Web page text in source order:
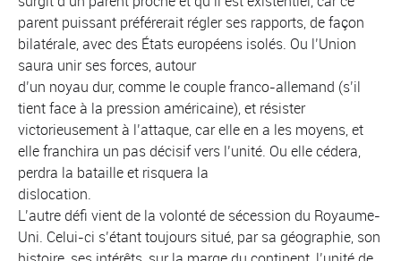
parent puissant préférerait régler ses rapports, de façon
bilatérale, avec des États européens isolés. Ou l’Union
saura unir ses forces, autour
d’un noyau dur, comme le couple franco-allemand (s’il
tient face à la pression américaine), et résister
victorieusement à l’attaque, car elle en a les moyens, et
elle franchira un pas décisif vers l’unité. Ou elle cédera,
perdra la bataille et risquera la
dislocation.
L’autre défi vient de la volonté de sécession du Royaume-
Uni. Celui-ci s’étant toujours situé, par sa géographie, son